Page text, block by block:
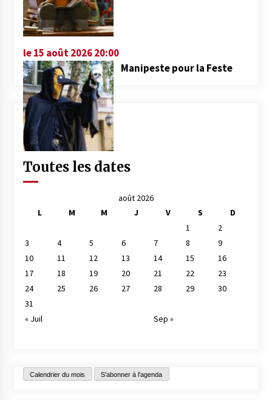
le 15 août 2026 20:00
Manipeste pour la Feste
Toutes les dates
août 2026
L
M M J V S
D
1
2
3
4 5 6 7 8
9
10
11 12 13 14 15
16
17
18 19 20 21 22
23
24
25 26 27 28 29
30
31
« Juil
Sep »
Calendrier du mois S'abonner à l'agenda